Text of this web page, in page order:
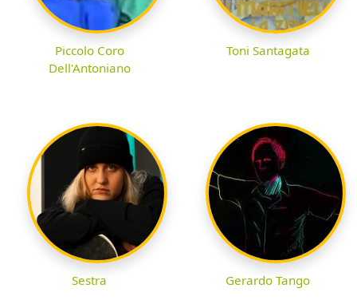
Piccolo Coro
Dell'Antoniano
Toni Santagata
Sestra Gerardo Tango